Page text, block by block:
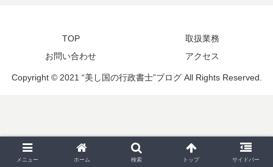
TOP
取扱業務
お問い合わせ
アクセス
Copyright © 2021 “美し国の行政書士”ブログ All Rights Reserved.
メニュー ホーム 検索 トップ サイドバー